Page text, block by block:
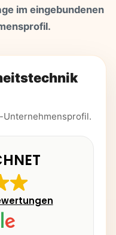
im eingebundenen
Unternehmensprofil.